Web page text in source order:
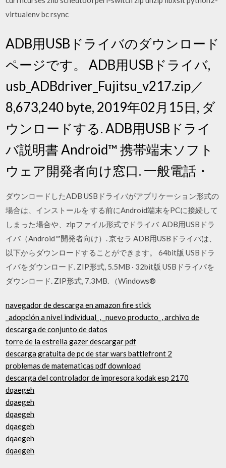
virtualenv bc rsync
ADB用USBドライバのダウンロード
ページです。 ADB用USBドライバ,
usb_ADBdriver_Fujitsu_v217.zip／
8,673,240 byte, 2019年02月15日, ダ
ウンロードする. ADB用USBドライ
バ説明書 Android™ 携帯端末ソフト
ウェア開発者向け窓口. 一般電話・
ダウンロードしたADB USBドライバがアプリケーション形式の
場合は、インストールを する前にAndroid端末をPCに接続して
しまった場合や、zipファイル形式でドライバ ADB用USBドラ
イバ（Android™開発者向け）. 京セラ ADB用USBドライバは、
以下からダウンロードすることができます。 64bit版 USBドラ
イバをダウンロード. ZIP形式, 5.5MB · 32bit版 USBドライバを
ダウンロード. ZIP形式, 7.3MB. （Windows®
navegador de descarga en amazon fire stick
_adopción a nivel individual_, _nuevo producto_, archivo de
descarga de conjunto de datos
torre de la estrella gazer descargar pdf
descarga gratuita de pc de star wars battlefront 2
problemas de matematicas pdf download
descarga del controlador de impresora kodak esp 2170
dqaegeh
dqaegeh
dqaegeh
dqaegeh
dqaegeh
dqaegeh